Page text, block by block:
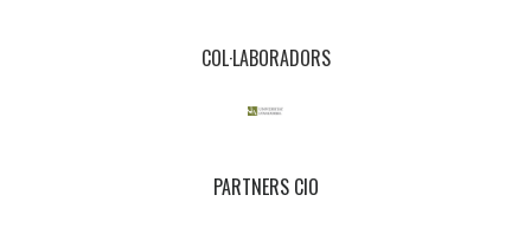
COL·LABORADORS
PARTNERS CIO